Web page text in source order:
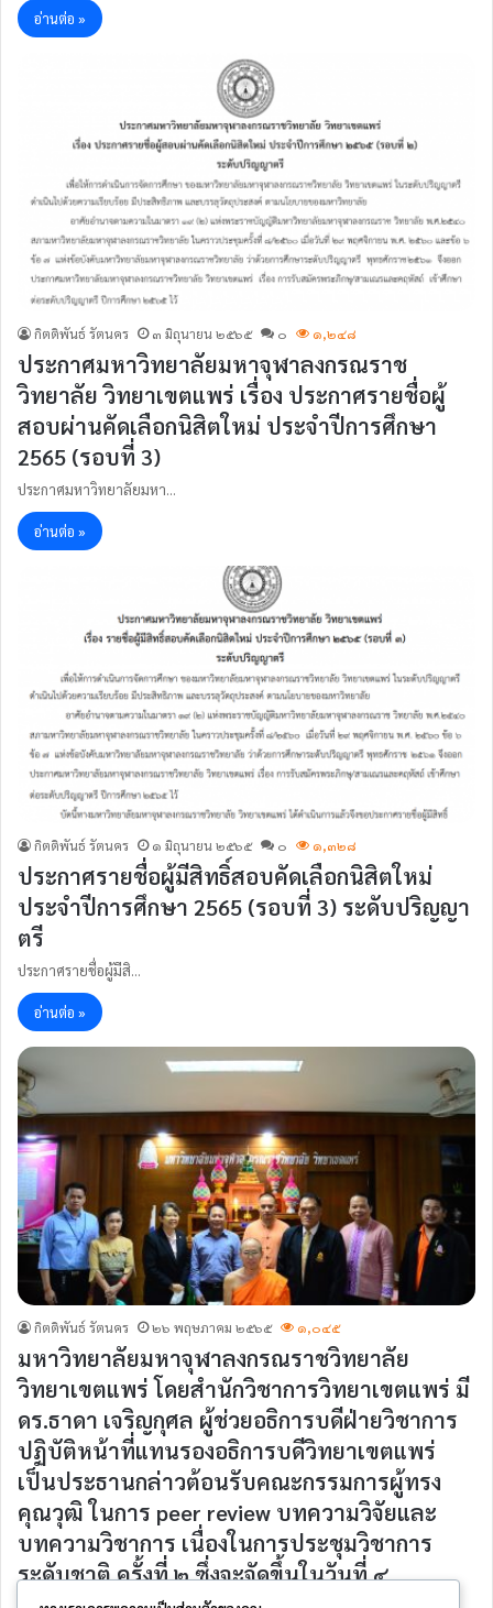
อ่านต่อ »
กิตติพันธ์ รัตนคร ๓ มิถุนายน ๒๕๖๕ ๐ ๑,๒๔๘
ประกาศมหาวิทยาลัยมหาจุฬาลงกรณราช
วิทยาลัย วิทยาเขตแพร่ เรื่อง ประกาศรายชื่อผู้
สอบผ่านคัดเลือกนิสิตใหม่ ประจำปีการศึกษา
2565 (รอบที่ 3)
ประกาศมหาวิทยาลัยมหา…
อ่านต่อ »
กิตติพันธ์ รัตนคร ๑ มิถุนายน ๒๕๖๕ ๐ ๑,๓๒๘
ประกาศรายชื่อผู้มีสิทธิ์สอบคัดเลือกนิสิตใหม่
ประจำปีการศึกษา 2565 (รอบที่ 3) ระดับปริญญา
ตรี
ประกาศรายชื่อผู้มีสิ…
อ่านต่อ »
กิตติพันธ์ รัตนคร ๒๖ พฤษภาคม ๒๕๖๕ ๑,๐๔๕
มหาวิทยาลัยมหาจุฬาลงกรณราชวิทยาลัย
วิทยาเขตแพร่ โดยสำนักวิชาการวิทยาเขตแพร่ มี
ดร.ธาดา เจริญกุศล ผู้ช่วยอธิการบดีฝ่ายวิชาการ
ปฏิบัติหน้าที่แทนรองอธิการบดีวิทยาเขตแพร่
เป็นประธานกล่าวต้อนรับคณะกรรมการผู้ทรง
คุณวุฒิ ในการ peer review บทความวิจัยและ
บทความวิชาการ เนื่องในการประชุมวิชาการ
ระดับชาติ ครั้งที่ ๒ ซึ่งจะจัดขึ้นในวันที่ ๔